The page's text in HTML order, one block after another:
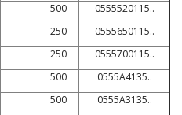
500
0555520115..
250
0555650115..
250
0555700115..
500
0555A4135..
500
0555A3135..